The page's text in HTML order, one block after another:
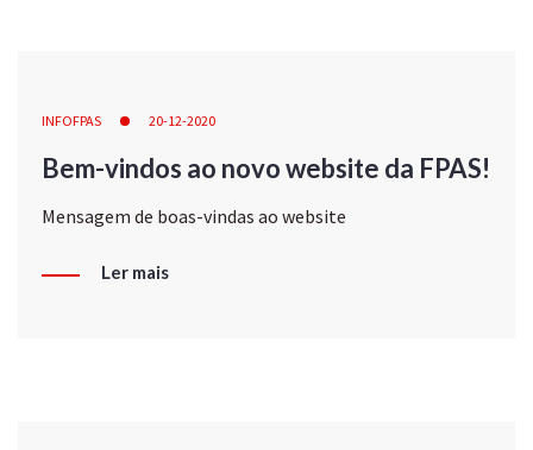
INFOFPAS 20-12-2020
Bem-vindos ao novo website da FPAS!
Mensagem de boas-vindas ao website
Ler mais